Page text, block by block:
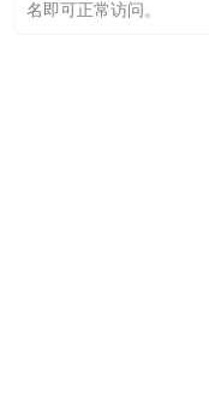
名即可正常访问。